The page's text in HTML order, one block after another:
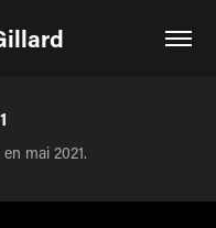
mai 2021.